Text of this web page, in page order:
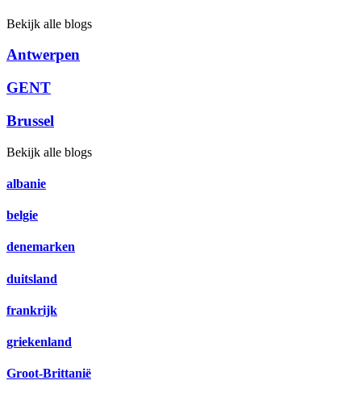
Bekijk alle blogs
Antwerpen
GENT
Brussel
Bekijk alle blogs
albanie
belgie
denemarken
duitsland
frankrijk
griekenland
Groot-Brittanië